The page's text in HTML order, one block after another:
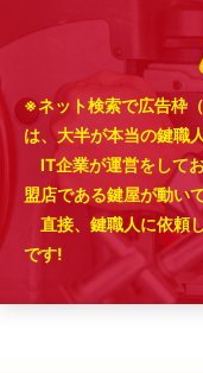
※ネット検索で広告枠
は、大半が本当の鍵職
IT企業が運営をして
盟店である鍵屋が動い
直接、鍵職人に依頼
です!